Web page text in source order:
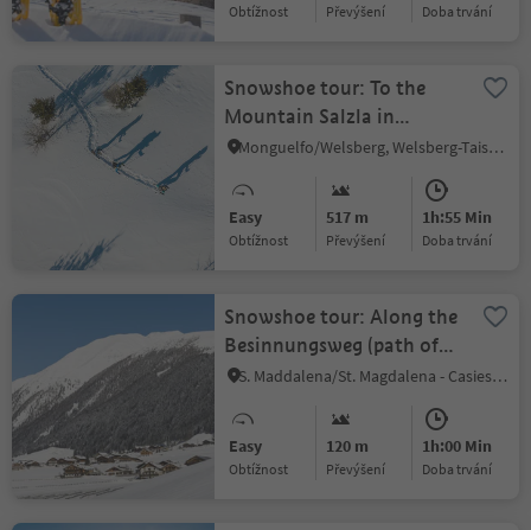
Obtížnost Převýšení doba trvání
Snowshoe tour: To the
Mountain Salzla in
Taisten (2131 m)
Monguelfo/Welsberg, Welsberg-Taisten/Monguelfo-Tesido
Easy
Obtížnost
517 m
Převýšení
1h:55 Min
doba trvání
Snowshoe tour: Along the
Besinnungsweg (path of
reflexation) in the
S. Maddalena/St. Magdalena - Casies/Gsies, Gsies/Valle di Casies
Easy
Obtížnost
120 m
Převýšení
1h:00 Min
doba trvání